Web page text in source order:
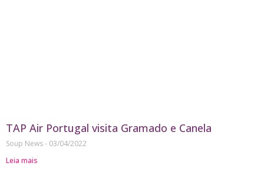
TAP Air Portugal visita Gramado e Canela
Soup News
03/04/2022
Leia mais